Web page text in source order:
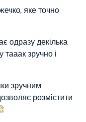
яке точно
одразу декілька
зручно і
зручним
розмістити